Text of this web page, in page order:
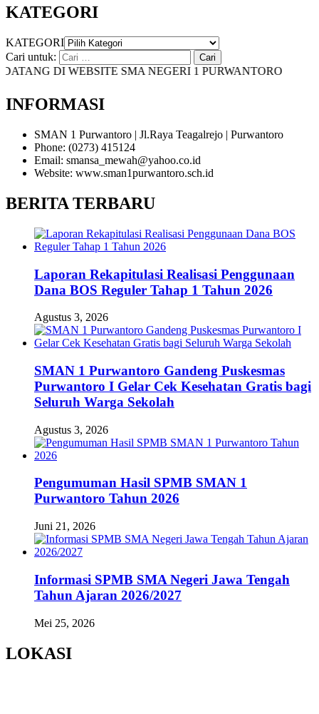
KATEGORI
KATEGORI
Cari untuk:
DI WEBSITE SMA NEGERI 1 PURWANTORO
INFORMASI
SMAN 1 Purwantoro | Jl.Raya Teagalrejo | Purwantoro
Phone: (0273) 415124
Email: smansa_mewah@yahoo.co.id
Website: www.sman1purwantoro.sch.id
BERITA TERBARU
Laporan Rekapitulasi Realisasi Penggunaan
Dana BOS Reguler Tahap 1 Tahun 2026
Agustus 3, 2026
SMAN 1 Purwantoro Gandeng Puskesmas
Purwantoro I Gelar Cek Kesehatan Gratis bagi
Seluruh Warga Sekolah
Agustus 3, 2026
Pengumuman Hasil SPMB SMAN 1
Purwantoro Tahun 2026
Juni 21, 2026
Informasi SPMB SMA Negeri Jawa Tengah
Tahun Ajaran 2026/2027
Mei 25, 2026
LOKASI